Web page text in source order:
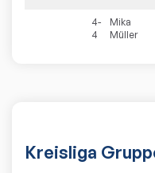
4-
4
Mika
Müller
Kreisliga